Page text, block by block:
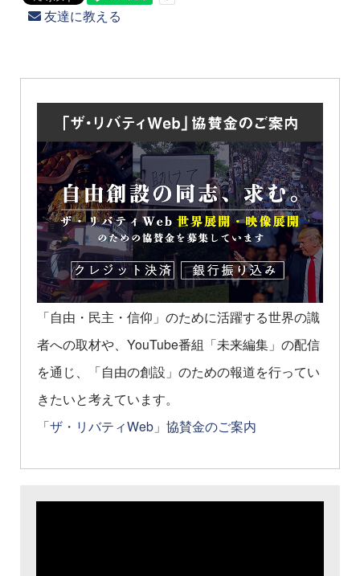
友達に教える
「自由・民主・信仰」のために活躍する世界の識
者への取材や、YouTube番組「未来編集」の配信
を通じ、「自由の創設」のための報道を行ってい
きたいと考えています。
「ザ・リバティWeb」協賛金のご案内